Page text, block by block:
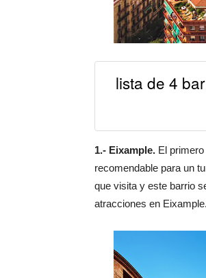
lista de 4
1.- Eixample. El
recomendable para un
que visita y este barrio
atracciones en Eixample.